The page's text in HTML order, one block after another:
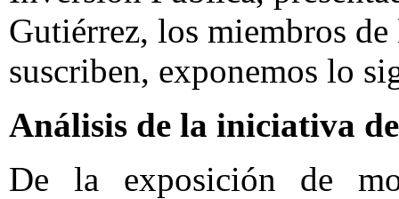
Gutiérrez, los miembros
suscriben, exponemos lo
Análisis de la iniciativa
De la exposición de